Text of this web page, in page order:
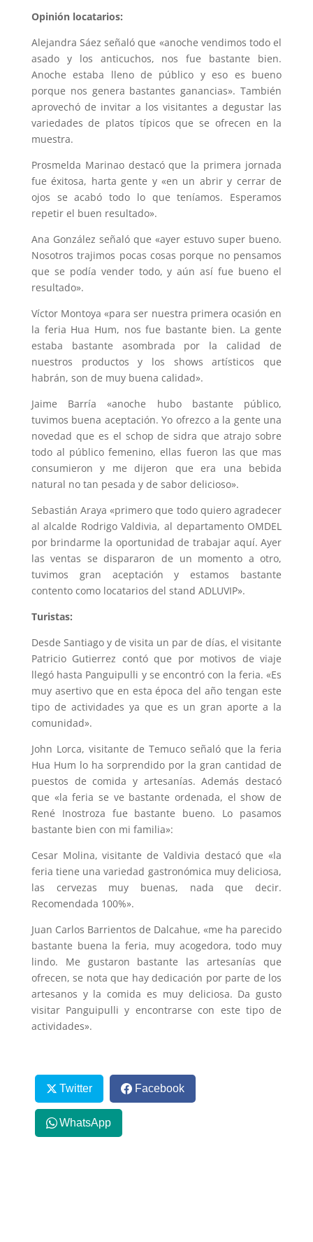
Opinión locatarios:
Alejandra Sáez señaló que «anoche vendimos todo el
asado y los anticuchos, nos fue bastante bien.
Anoche estaba lleno de público y eso es bueno
porque nos genera bastantes ganancias». También
aprovechó de invitar a los visitantes a degustar las
variedades de platos típicos que se ofrecen en la
muestra.
Prosmelda Marinao destacó que la primera jornada
fue éxitosa, harta gente y «en un abrir y cerrar de
ojos se acabó todo lo que teníamos. Esperamos
repetir el buen resultado».
Ana González señaló que «ayer estuvo super bueno.
Nosotros trajimos pocas cosas porque no pensamos
que se podía vender todo, y aún así fue bueno el
resultado».
Víctor Montoya «para ser nuestra primera ocasión en
la feria Hua Hum, nos fue bastante bien. La gente
estaba bastante asombrada por la calidad de
nuestros productos y los shows artísticos que
habrán, son de muy buena calidad».
Jaime Barría «anoche hubo bastante público,
tuvimos buena aceptación. Yo ofrezco a la gente una
novedad que es el schop de sidra que atrajo sobre
todo al público femenino, ellas fueron las que mas
consumieron y me dijeron que era una bebida
natural no tan pesada y de sabor delicioso».
Sebastián Araya «primero que todo quiero agradecer
al alcalde Rodrigo Valdivia, al departamento OMDEL
por brindarme la oportunidad de trabajar aquí. Ayer
las ventas se dispararon de un momento a otro,
tuvimos gran aceptación y estamos bastante
contento como locatarios del stand ADLUVIP».
Turistas:
Desde Santiago y de visita un par de días, el visitante
Patricio Gutierrez contó que por motivos de viaje
llegó hasta Panguipulli y se encontró con la feria. «Es
muy asertivo que en esta época del año tengan este
tipo de actividades ya que es un gran aporte a la
comunidad».
John Lorca, visitante de Temuco señaló que la feria
Hua Hum lo ha sorprendido por la gran cantidad de
puestos de comida y artesanías. Además destacó
que «la feria se ve bastante ordenada, el show de
René Inostroza fue bastante bueno. Lo pasamos
bastante bien con mi familia»:
Cesar Molina, visitante de Valdivia destacó que «la
feria tiene una variedad gastronómica muy deliciosa,
las cervezas muy buenas, nada que decir.
Recomendada 100%».
Juan Carlos Barrientos de Dalcahue, «me ha parecido
bastante buena la feria, muy acogedora, todo muy
lindo. Me gustaron bastante las artesanías que
ofrecen, se nota que hay dedicación por parte de los
artesanos y la comida es muy deliciosa. Da gusto
visitar Panguipulli y encontrarse con este tipo de
actividades».
Twitter Facebook
WhatsApp